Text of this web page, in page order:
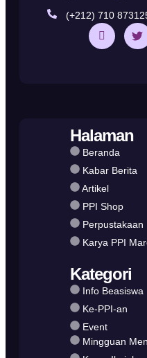
(+212) 710
Halaman
Beranda
Kabar Berita
Artikel
PPI Shop
Perpustakaan
Karya PPI
Kategori
Info Beasiswa
Ke-PPI-an
Event
Mingguan